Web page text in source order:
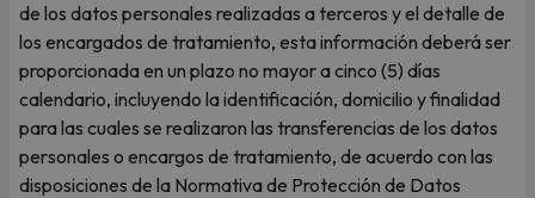
de los datos personales realizadas a terceros y el detalle de
los encargados de tratamiento, esta información deberá ser
proporcionada en un plazo no mayor a cinco (5) días
calendario, incluyendo la identificación, domicilio y finalidad
para las cuales se realizaron las transferencias de los datos
personales o encargos de tratamiento, de acuerdo con las
disposiciones de la Normativa de Protección de Datos